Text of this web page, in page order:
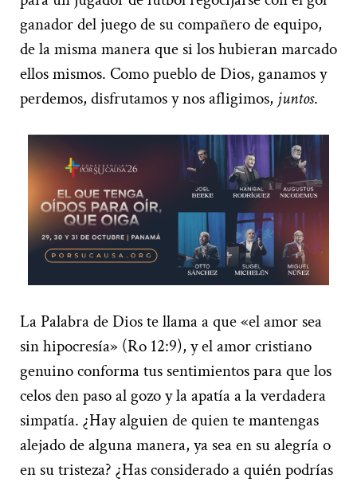
ganador del juego de su compañero de equipo,
de la misma manera que si los hubieran marcado
ellos mismos. Como pueblo de Dios, ganamos y
perdemos, disfrutamos y nos afligimos, juntos.
La Palabra de Dios te llama a que «el amor sea
sin hipocresía» (Ro 12:9), y el amor cristiano
genuino conforma tus sentimientos para que los
celos den paso al gozo y la apatía a la verdadera
simpatía. ¿Hay alguien de quien te mantengas
alejado de alguna manera, ya sea en su alegría o
en su tristeza? ¿Has considerado a quién podrías